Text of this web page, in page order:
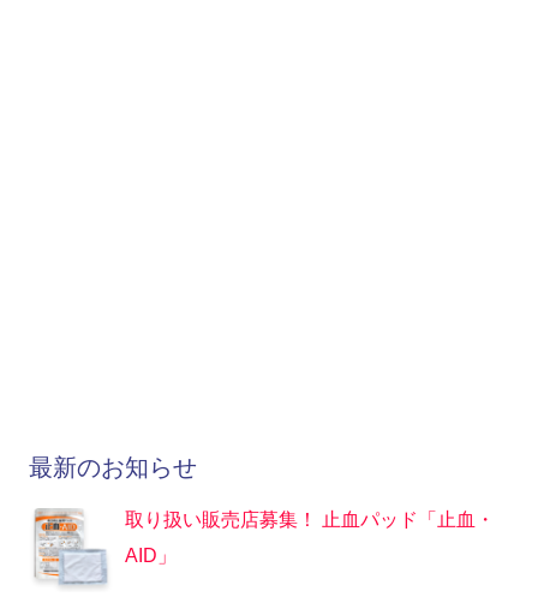
最新のお知らせ
取り扱い販売店募集！ 止血パッド「止血・
AID」